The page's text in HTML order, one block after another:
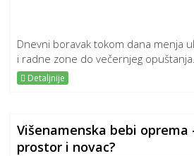
Dnevni boravak tokom dana menja
i radne zone do večernjeg
Detaljnije
Višenamenska bebi
prostor i novac?